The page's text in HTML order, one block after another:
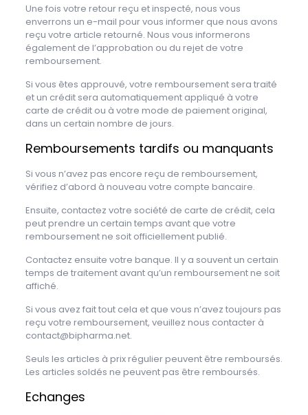
Une fois votre retour reçu et inspecté, nous vous
enverrons un e-mail pour vous informer que nous avons
reçu votre article retourné. Nous vous informerons
également de l’approbation ou du rejet de votre
remboursement.
Si vous êtes approuvé, votre remboursement sera traité
et un crédit sera automatiquement appliqué à votre
carte de crédit ou à votre mode de paiement original,
dans un certain nombre de jours.
Remboursements tardifs ou manquants
Si vous n’avez pas encore reçu de remboursement,
vérifiez d’abord à nouveau votre compte bancaire.
Ensuite, contactez votre société de carte de crédit, cela
peut prendre un certain temps avant que votre
remboursement ne soit officiellement publié.
Contactez ensuite votre banque. Il y a souvent un certain
temps de traitement avant qu’un remboursement ne soit
affiché.
Si vous avez fait tout cela et que vous n’avez toujours pas
reçu votre remboursement, veuillez nous contacter à
contact@bipharma.net.
Seuls les articles à prix régulier peuvent être remboursés.
Les articles soldés ne peuvent pas être remboursés.
Echanges